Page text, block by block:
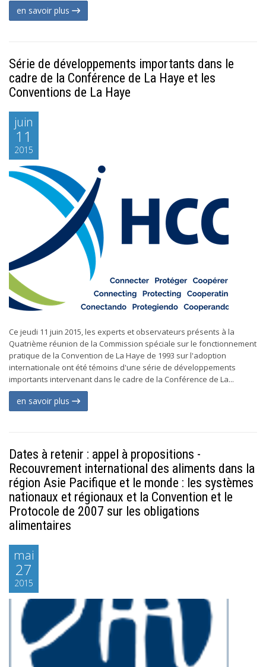
en savoir plus
Série de développements importants dans le
cadre de la Conférence de La Haye et les
Conventions de La Haye
juin
11
2015
Ce jeudi 11 juin 2015, les experts et observateurs présents à la
Quatrième réunion de la Commission spéciale sur le fonctionnement
pratique de la Convention de La Haye de 1993 sur l'adoption
internationale ont été témoins d'une série de développements
importants intervenant dans le cadre de la Conférence de La...
en savoir plus
Dates à retenir : appel à propositions -
Recouvrement international des aliments dans la
région Asie Pacifique et le monde : les systèmes
nationaux et régionaux et la Convention et le
Protocole de 2007 sur les obligations
alimentaires
mai
27
2015